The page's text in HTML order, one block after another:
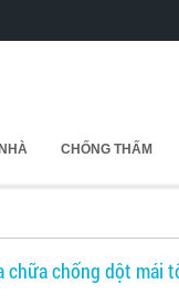
CHỐNG THẤM
chống dột mái